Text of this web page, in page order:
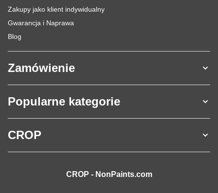
Zakupy jako klient indywidualny
Gwarancja i Naprawa
Blog
Zamówienie
Popularne kategorie
CROP
CROP - NonPaints.com